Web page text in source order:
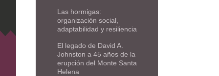
Las hormigas:
organización social,
adaptabilidad y resiliencia
El legado de David A.
Johnston a 45 años de la
erupción del Monte Santa
Helena